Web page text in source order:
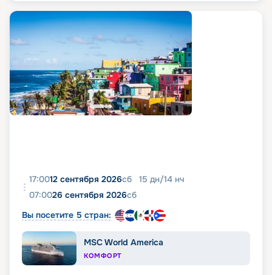
17:0012 сентября 2026сб 15 дн/14 нч
07:0026 сентября 2026сб
Вы посетите 5 стран:
MSC World America
КОМФОРТ